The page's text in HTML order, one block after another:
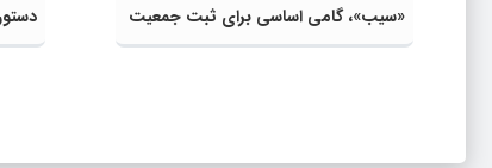
«سیب»، گامی اساسی برای ثبت جمعیت
واقعی و افزایش سهم شهرستان از
گرفت